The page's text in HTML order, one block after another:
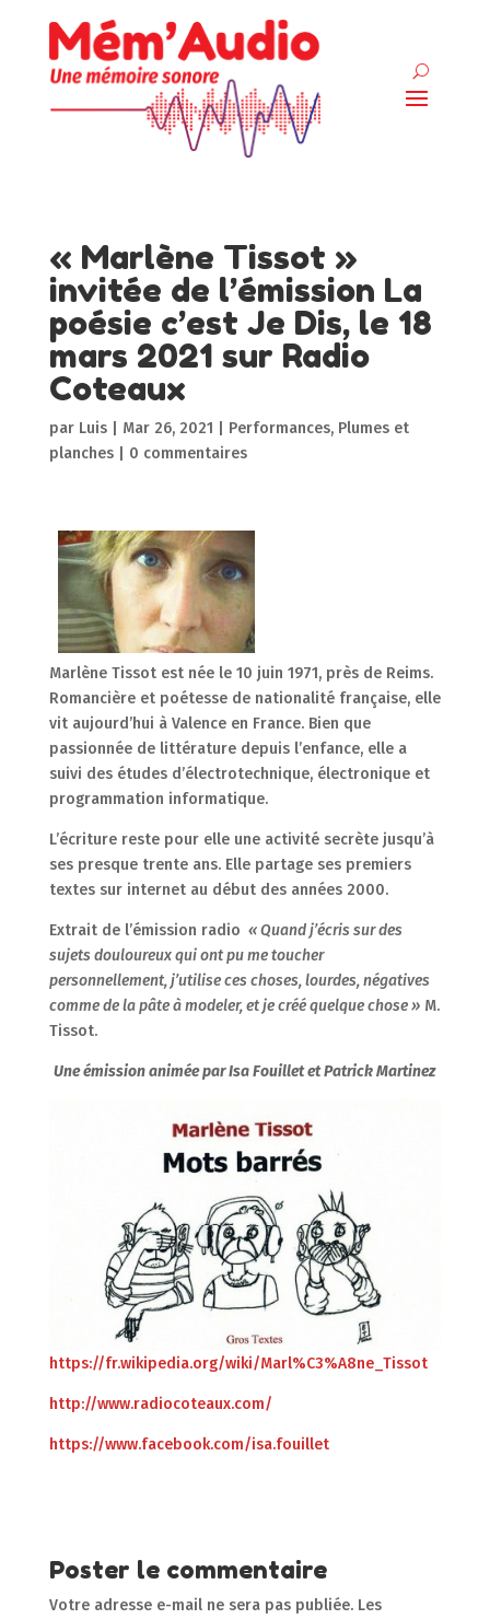
« Marlène Tissot »
invitée de l’émission La
poésie c’est Je Dis, le 18
mars 2021 sur Radio
Coteaux
par Luis| Mar 26, 2021 Performances, Plumes et
planches| 0 commentaires
Marlène Tissot est née le 10 juin 1971, près de Reims.
Romancière et poétesse de nationalité française, elle
vit aujourd’hui à Valence en France. Bien que
passionnée de littérature depuis l’enfance, elle a
suivi des études d’électrotechnique, électronique et
programmation informatique.
L’écriture reste pour elle une activité secrète jusqu’à
ses presque trente ans. Elle partage ses premiers
textes sur internet au début des années 2000.
Extrait de l’émission radio « Quand j’écris sur des
sujets douloureux qui ont pu me toucher
personnellement, j’utilise ces choses, lourdes, négatives
comme de la pâte à modeler, et je créé quelque chose »M.
Tissot.
Une émission animée par Isa Fouillet et Patrick Martinez
https://fr.wikipedia.org/wiki/Marl%C3%A8ne_Tissot
http://www.radiocoteaux.com/
https://www.facebook.com/isa.fouillet
Poster le commentaire
Votre adresse e-mail ne sera pas publiée. Les